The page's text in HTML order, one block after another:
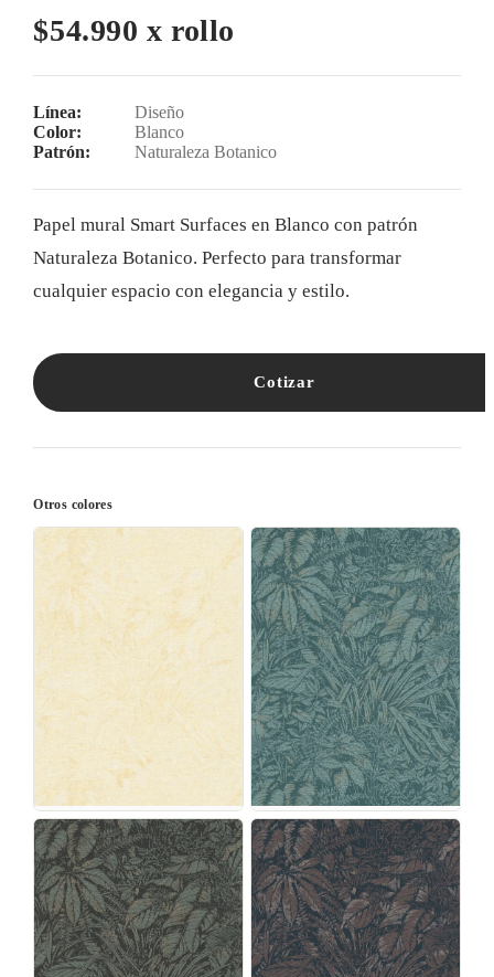
$54.990 x rollo
Línea:
Diseño
Color:
Blanco
Patrón:
Naturaleza Botanico
Papel mural Smart Surfaces en Blanco con patrón
Naturaleza Botanico. Perfecto para transformar
cualquier espacio con elegancia y estilo.
Cotizar
Otros colores